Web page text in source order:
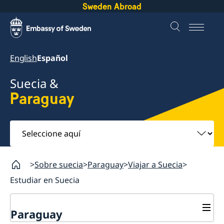
Sweden Abroad
EnglishEspañol
Suecia &
Paraguay
Seleccione
aquí
Sobre suecia Paraguay Viajar a Suecia
Estudiar en Suecia
Paraguay